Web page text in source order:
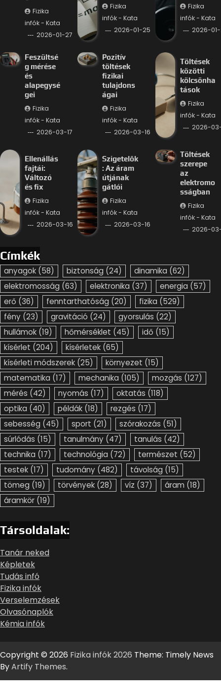
Fizika
infók - Kata
2026-01-27
Fizika
infók - Kata
2026-01-25
Fizika
infók - Kata
2026-
Feszültsé
g mérése
és
alapegysé
gei
Fizika
infók - Kata
2026-03-17
Pozitív
töltések
fizikai
tulajdons
ágai
Fizika
infók - Kata
2026-03-16
Töltések
közötti
kölcsönha
tások
Fizika
infók - Kata
2026-
Ellenállás
fajtái:
Változó
és fix
Fizika
infók - Kata
2026-03-16
Szigetelők
: Az áram
útjának
gátlói
Fizika
infók - Kata
2026-03-16
Töltések
szerepe
az
elektromo
sságban
Fizika
infók - Kata
2026-
Címkék
anyagok (58) biztonság (24) dinamika (62)
elektromosság (63) elektronika (37) energia (57)
erő (36) fenntarthatóság (20) fizika (529)
fény (23) gravitáció (24) gyorsulás (22)
hullámok (19) hőmérséklet (45) idő (15)
kísérlet (204) kísérletek (65)
kísérleti módszerek (25) környezet (15)
matematika (17) mechanika (105) mozgás (127)
mérés (42) nyomás (17) oktatás (118)
optika (40) példák (18) rezgés (17)
sebesség (45) sport (21) szórakozás (51)
súrlódás (15) tanulmány (47) tanulás (42)
technika (17) technológia (72) természet (52)
testek (17) tudomány (482) távolság (15)
tömeg (19) törvények (28) víz (37) áram (18)
áramkör (19)
Társoldalak:
Tanár neked
Képletek
Tudás infó
Fizika infók
Verselemzések
Olvasónaplók
Kémia infók
Copyright © 2026 Fizika infók 2026 Theme: Timely News
ByArtify Themes.